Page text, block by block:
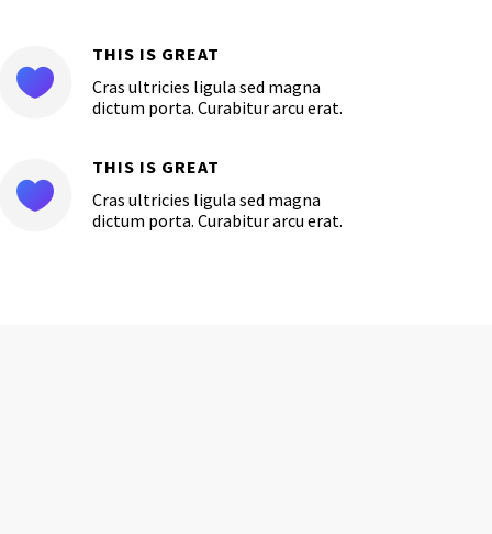

THIS IS GREAT
Cras ultricies ligula sed magna
dictum porta. Curabitur arcu erat.

THIS IS GREAT
Cras ultricies ligula sed magna
dictum porta. Curabitur arcu erat.